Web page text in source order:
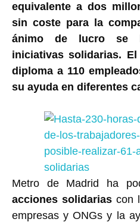
equivalente a dos
sin coste para la
ánimo de lucro se
iniciativas solidarias.
diploma a 110
su ayuda en diferentes
Metro de Madrid ha
acciones solidarias con
empresas y ONGs y la